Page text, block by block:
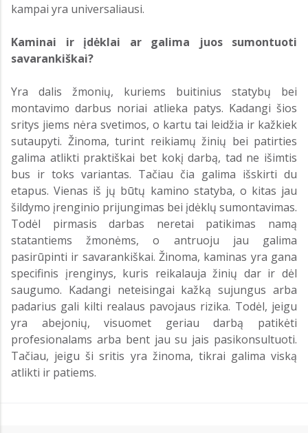
kampai yra universaliausi.
Kaminai ir įdėklai ar galima juos sumontuoti
savarankiškai?
Yra dalis žmonių, kuriems buitinius statybų bei
montavimo darbus noriai atlieka patys. Kadangi šios
sritys jiems nėra svetimos, o kartu tai leidžia ir kažkiek
sutaupyti. Žinoma, turint reikiamų žinių bei patirties
galima atlikti praktiškai bet kokį darbą, tad ne išimtis
bus ir toks variantas. Tačiau čia galima išskirti du
etapus. Vienas iš jų būtų kamino statyba, o kitas jau
šildymo įrenginio prijungimas bei įdėklų sumontavimas.
Todėl pirmasis darbas neretai patikimas namą
statantiems žmonėms, o antruoju jau galima
pasirūpinti ir savarankiškai. Žinoma, kaminas yra gana
specifinis įrenginys, kuris reikalauja žinių dar ir dėl
saugumo. Kadangi neteisingai kažką sujungus arba
padarius gali kilti realaus pavojaus rizika. Todėl, jeigu
yra abejonių, visuomet geriau darbą patikėti
profesionalams arba bent jau su jais pasikonsultuoti.
Tačiau, jeigu ši sritis yra žinoma, tikrai galima viską
atlikti ir patiems.